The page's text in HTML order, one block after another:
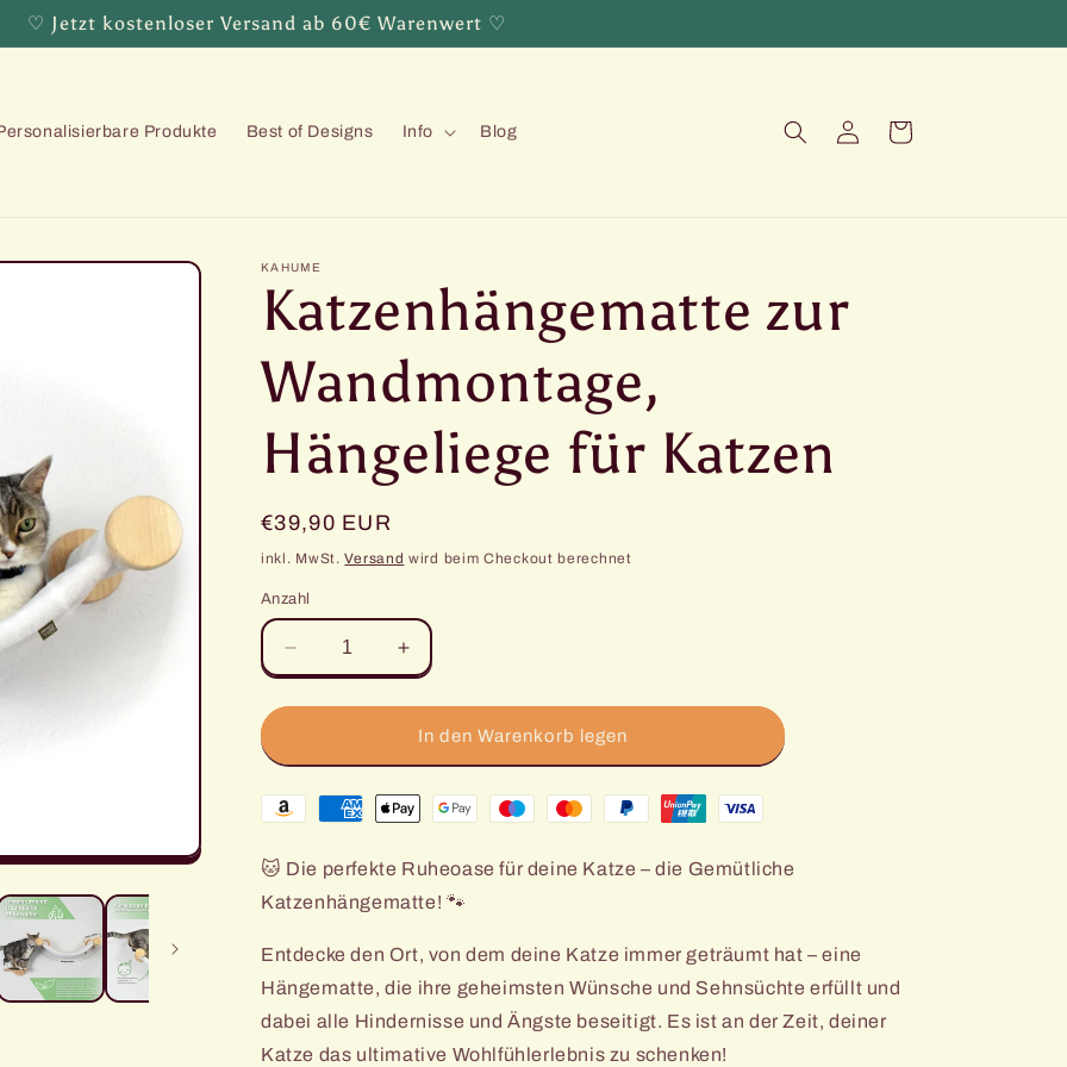
♡ Jetzt kostenloser Versand ab 60€ Warenwert ♡
Produkte Best of Designs Info Blog EinloggenWarenkorb
KAHUME
Katzenhängematte zur
Wandmontage,
Hängeliege für Katzen
Normaler
Preis
€39,90 EUR
inkl. MwSt.Versand wird beim Checkout berechnet
Anzahl
Verringere
die
Menge
Wandmontage,
für
Katzen
Erhöhe
die
Menge
für
Wandmontage,
für
Katzen
In den Warenkorb legen
Zahlungsmethoden
🐱 Die perfekte Ruheoase für deine Katze – die Gemütliche
Katzenhängematte! 🐾
Entdecke den Ort, von dem deine Katze immer geträumt hat – eine
Hängematte, die ihre geheimsten Wünsche und Sehnsüchte erfüllt und
dabei alle Hindernisse und Ängste beseitigt. Es ist an der Zeit, deiner
Katze das ultimative Wohlfühlerlebnis zu schenken!